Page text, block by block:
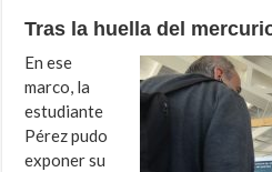
Tras la huella del
En ese
marco, la
estudiante
Pérez pudo
exponer su